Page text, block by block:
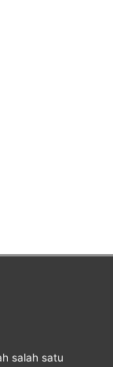
salah satu